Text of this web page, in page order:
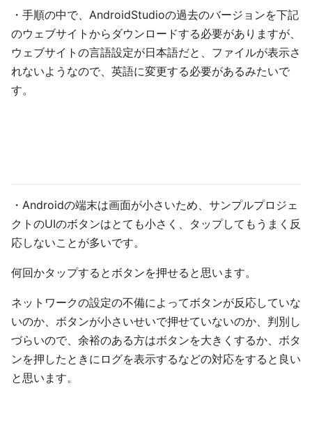
・手順の中で、AndroidStudioの過去のバージョンを下記
のウェブサイトからダウンロードする必要がありますが、
ウェブサイトの言語設定が日本語だと、ファイルが表示さ
れないようなので、英語に変更する必要があるみたいで
す。
・Androidの端末は画面が小さいため、サンプルプロジェ
クトのUIのボタンはとても小さく、タップしてもうまく反
応しないことが多いです。
何回かタップするとボタンを押せると思います。
ネットワークの設定の不備によってボタンが反応していな
いのか、ボタンが小さいせいで押せていないのか、判別し
づらいので、余裕のある方はボタンを大きくするか、ボタ
ンを押したときにログを表示するなどの対応をすると良い
と思います。